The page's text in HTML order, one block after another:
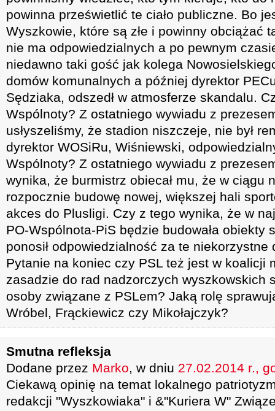
powinna prześwietlić te ciało publiczne. Bo
Wyszkowie, które są złe i powinny obciążać
nie ma odpowiedzialnych a po pewnym
niedawno taki gość jak kolega
domów komunalnych a później dyrektor
Sędziaka, odszedł w atmosferze skandalu.
Wspólnoty? Z ostatniego wywiadu z
usłyszeliśmy, że stadion niszczeje, nie był
dyrektor WOSiRu, Wiśniewski,
Wspólnoty? Z ostatniego wywiadu z
wynika, że burmistrz obiecał mu, że w ciągu
rozpocznie budowę nowej, większej hali
akces do Plusligi. Czy z tego wynika, że w
PO-Wspólnota-PiS będzie budowała obiekty
ponosił odpowiedzialność za te
Pytanie na koniec czy PSL też jest w koalicji
zasadzie do rad nadzorczych wyszkowskich
osoby związane z PSLem? Jaką rolę
Wróbel, Frąckiewicz czy Mikołajczyk?
Smutna refleksja
Dodane przez Marko, w dniu 27.02.2014 r.,
Ciekawą opinię na temat lokalnego
redakcji "Wyszkowiaka" i &"Kuriera W"